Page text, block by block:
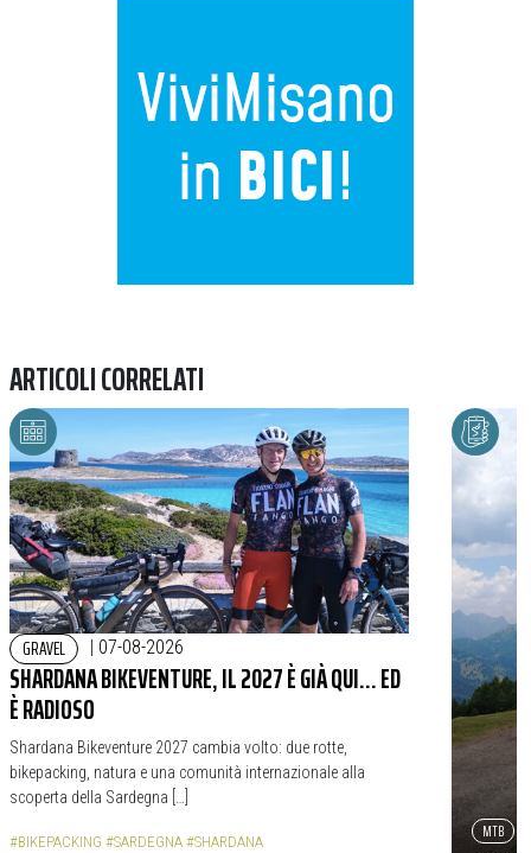
ARTICOLI CORRELATI
GRAVEL | 07-08-2026
SHARDANA BIKEVENTURE, IL 2027 È GIÀ QUI… ED
È RADIOSO
Shardana Bikeventure 2027 cambia volto: due rotte,
bikepacking, natura e una comunità internazionale alla
scoperta della Sardegna […]
#BIKEPACKING #SARDEGNA #SHARDANA MTB